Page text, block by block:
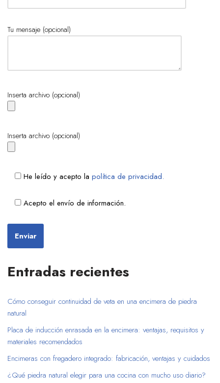
Tu mensaje (opcional)
Inserta archivo (opcional)
Inserta archivo (opcional)
He leído y acepto la política de privacidad.
Acepto el envío de información.
Entradas recientes
Cómo conseguir continuidad de veta en una encimera de piedra
natural
Placa de inducción enrasada en la encimera: ventajas, requisitos y
materiales recomendados
Encimeras con fregadero integrado: fabricación, ventajas y cuidados
¿Qué piedra natural elegir para una cocina con mucho uso diario?